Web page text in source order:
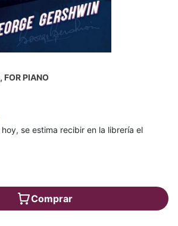
FOR PIANO
se estima recibir en la librería el
Comprar